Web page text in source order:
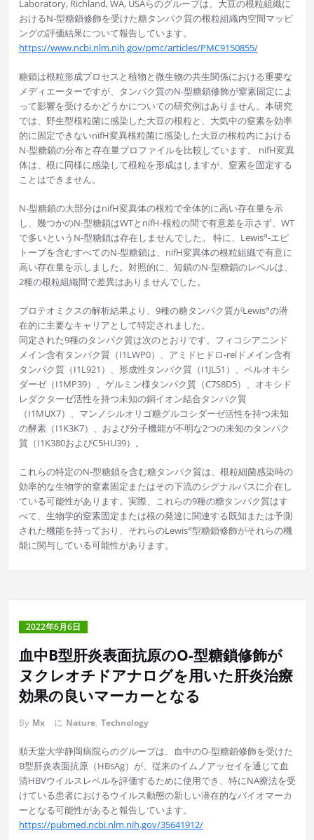
Laboratory, Richland, WA, USAらのグループは、大豆の根粒組織に
おけるN-型糖鎖修飾を受けた糖タンパク質の根粒組織内空間マッピ
ングの評価結果について報告しています。
https://www.ncbi.nlm.nih.gov/pmc/articles/PMC9150855/
糖鎖は根粒形成プロセスと植物と微生物の共生関係における重要な
メディエーターですが、タンパク質のN-型糖鎖修飾が窒素固定によ
って影響を受けるかどうかについての研究例はありません。本研究
では、野生型根粒菌に感染した大豆の根粒と、大気中の窒素を効率
的に固定できないnifH変異根粒菌に感染した大豆の根粒内における
N-型糖鎖の分布と存在量プロファイルを比較しています。 nifH変異
体は、根に同様に感染して根粒を形成はしますが、窒素を固定する
ことはできません。
N-型糖鎖の大部分はnifH変異体の根粒で全体的に高い存在量を示
し、幾つかのN-型糖鎖はWTとnifH-根粒の間で有意差を示さず、WT
で多いというN-型糖鎖は存在しませんでした。 特に、Lewisa-エピ
トープを含むすべてのN-型糖鎖は、nifH変異体の根粒組織で有意に
高い存在量を示しました。対照的に、短鎖のN-型糖鎖のレベルは、
2種の根粒組織間で差異はありませんでした。
プロテオミクスの解析結果より、9種の糖タンパク質がLewisaの潜
在的に主要なキャリアとして特定されました。
同定された9種のタンパク質は次のとおりです。フィコシアニンド
メイン含有タンパク質（I1LWP0）、アミドヒドロ-relドメイン含有
タンパク質（I1L921）、形成性タンパク質（I1JL51）、ペルオキシ
ダーゼ（I1MP39）、ゲルミン様タンパク質（C7S8D5）、オキシド
レダクターゼ活性を持つ未知の銅イオン結合タンパク質
（I1MUX7）、マンノシルオリゴ糖グルコシダーゼ活性を持つ未知
の酵素（I1K3K7）、および分子機能が不明な2つの未知のタンパク
質（I1K380およびC5HU39）。
これらの特定のN-型糖鎖を含む糖タンパク質は、根粒細菌感染時の
効率的な生物学的窒素固定またはその下流のシグナルパスに介在し
ている可能性があります。実際、これらの9種の糖タンパク質はす
べて、生物学的窒素固定または根の発達に関連する既知または予測
された機能を持っており、それらのLewisa型糖鎖修飾がそれらの機
能に関与している可能性があります。
2022年6月6日
血中B型肝炎表面抗原のO-型糖鎖修飾が
ヌクレオチドアナログを用いた肝炎治療
効果の良いマーカーとなる
By Mx に Nature, Technology
順天堂大学静岡病院らのグループは、血中のO-型糖鎖修飾を受けた
B型肝炎表面抗原（HBsAg）が、従来のイムノアッセイを通じて血
清HBVウイルスレベルを評価するために使用でき、特にNA療法を受
けている患者におけるウイルス動態の新しい潜在的なバイオマーカ
ーとなる可能性があると報告しています。
https://pubmed.ncbi.nlm.nih.gov/35641912/